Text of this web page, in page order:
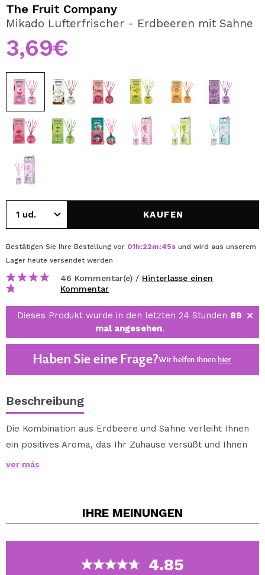
REGISTRIEREN
Durch die Erstellung eines Kontos bei Maquillalia.de
können Sie Ihre Einkäufe schnell tätigen, den Status Ihrer
einsehen.
BENUTZERKONTO ERSTELLEN
The Fruit Company
Mikado Lufterfrischer - Erdbeeren mit Sahne
3,69€
KAUFEN
Bestätigen Sie Ihre Bestellung vor 01h:22m:44s und wird aus unserem
Lager heute versendet werden
46 Kommentar(e) / Hinterlasse einen
Kommentar
Dieses Produkt wurde in den letzten 24 Stunden 89
mal angesehen.
Haben Sie eine Frage?Wir helfen Ihnenhier
Beschreibung
Die Kombination aus Erdbeere und Sahne verleiht Ihnen
ein positives Aroma, das Ihr Zuhause versüßt und Ihnen
nur angenehme und zarte Erinnerungen beschert.
Riechbeschreibung: Erfrischende Erdbeernoten
überwiegen zusammen mit cremigen Milchnoten.
ver más
IHRE MEINUNGEN
4.85